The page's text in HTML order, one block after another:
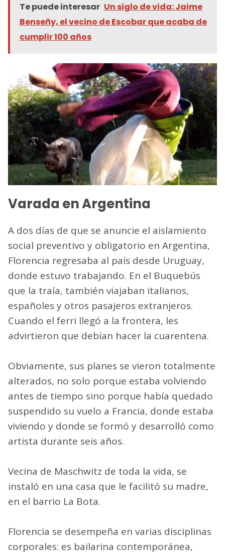
Te puede interesar Un siglo de vida: Jaime
Benseñy, el vecino de Escobar que acaba de
cumplir 100 años
Varada en Argentina
A dos días de que se anuncie el aislamiento
social preventivo y obligatorio en Argentina,
Florencia regresaba al país desde Uruguay,
donde estuvo trabajando. En el Buquebús
que la traía, también viajaban italianos,
españoles y otros pasajeros extranjeros.
Cuando el ferri llegó a la frontera, les
advirtieron que debían hacer la cuarentena.
Obviamente, sus planes se vieron totalmente
alterados, no solo porque estaba volviendo
antes de tiempo sino porque había quedado
suspendido su vuelo a Francia, donde estaba
viviendo y donde se formó y desarrolló como
artista durante seis años.
Vecina de Maschwitz de toda la vida, se
instaló en una casa que le facilitó su madre,
en el barrio La Bota.
Florencia se desempeña en varias disciplinas
corporales: es bailarina contemporánea,